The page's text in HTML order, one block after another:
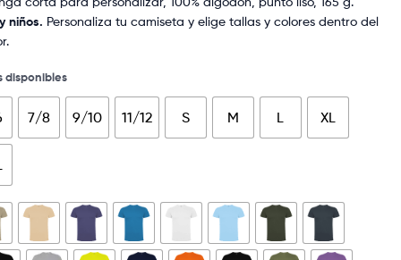
niños. Personaliza tu camiseta y elige tallas y colores dentro del
disponibles
7/8 9/10 11/12 S M L XL